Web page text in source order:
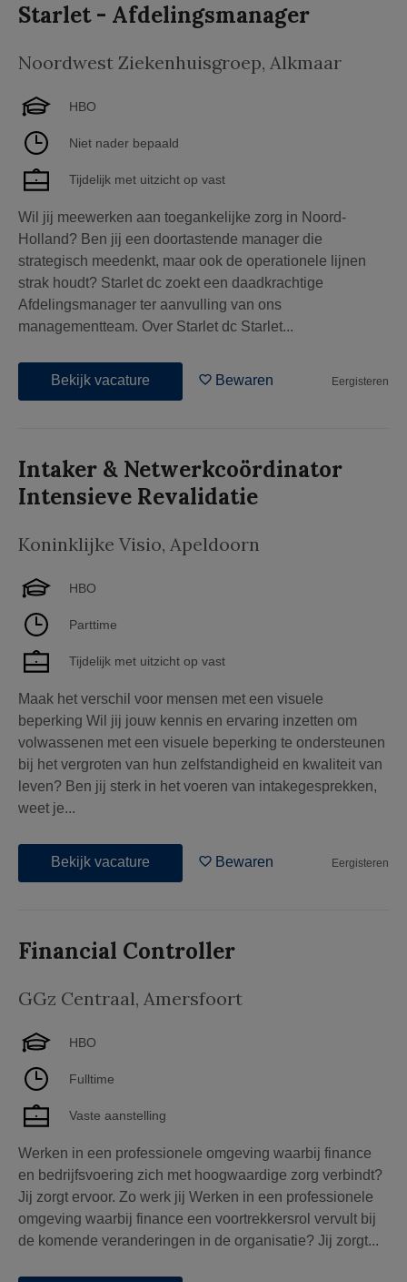
Starlet - Afdelingsmanager
Noordwest Ziekenhuisgroep, Alkmaar
HBO
Niet nader bepaald
Tijdelijk met uitzicht op vast
Wil jij meewerken aan toegankelijke zorg in Noord-
Holland? Ben jij een doortastende manager die
strategisch meedenkt, maar ook de operationele lijnen
strak houdt? Starlet dc zoekt een daadkrachtige
Afdelingsmanager ter aanvulling van ons
managementteam. Over Starlet dc Starlet...
Bekijk vacature Bewaren Eergisteren
Intaker & Netwerkcoördinator
Intensieve Revalidatie
Koninklijke Visio, Apeldoorn
HBO
Parttime
Tijdelijk met uitzicht op vast
Maak het verschil voor mensen met een visuele
beperking Wil jij jouw kennis en ervaring inzetten om
volwassenen met een visuele beperking te ondersteunen
bij het vergroten van hun zelfstandigheid en kwaliteit van
leven? Ben jij sterk in het voeren van intakegesprekken,
weet je...
Bekijk vacature Bewaren Eergisteren
Financial Controller
GGz Centraal, Amersfoort
HBO
Fulltime
Vaste aanstelling
Werken in een professionele omgeving waarbij finance
en bedrijfsvoering zich met hoogwaardige zorg verbindt?
Jij zorgt ervoor. Zo werk jij Werken in een professionele
omgeving waarbij finance een voortrekkersrol vervult bij
de komende veranderingen in de organisatie? Jij zorgt...